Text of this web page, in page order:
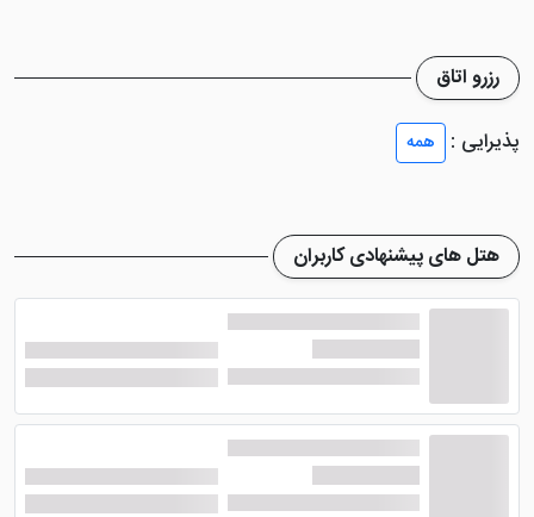
رزرو اتاق
پذیرایی :
همه
هتل های پیشنهادی کاربران